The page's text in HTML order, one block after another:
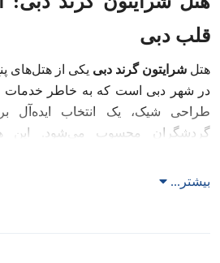
قلب دبی
هتل شرایتون گرند دبی یکی از هتل‌های
در شهر دبی است که به خاطر خدمات
طراحی شیک، یک انتخاب ایده‌آل
گردشگران محسوب می‌شود. این
توریستی دبی دسترسی داشته باشید.
بیشتر...